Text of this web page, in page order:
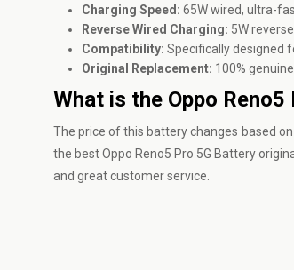
Charging Speed: 65W wired, ultra-
Reverse Wired Charging: 5W
Compatibility: Specifically designed
Original Replacement: 100%
What is the Oppo
The price of this battery changes based
the best Oppo Reno5 Pro 5G Battery
and great customer service.